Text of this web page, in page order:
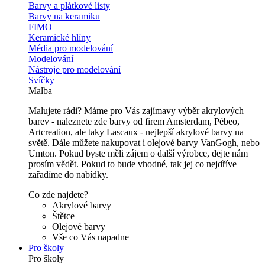
Barvy a plátkové listy
Barvy na keramiku
FIMO
Keramické hlíny
Média pro modelování
Modelování
Nástroje pro modelování
Svíčky
Malba
Malujete rádi? Máme pro Vás zajímavy výběr akrylových
barev - naleznete zde barvy od firem Amsterdam, Pébeo,
Artcreation, ale taky Lascaux - nejlepší akrylové barvy na
světě. Dále můžete nakupovat i olejové barvy VanGogh, nebo
Umton. Pokud byste měli zájem o další výrobce, dejte nám
prosím vědět. Pokud to bude vhodné, tak jej co nejdříve
zařadíme do nabídky.
Co zde najdete?
Akrylové barvy
Štětce
Olejové barvy
Vše co Vás napadne
Pro školy
Pro školy